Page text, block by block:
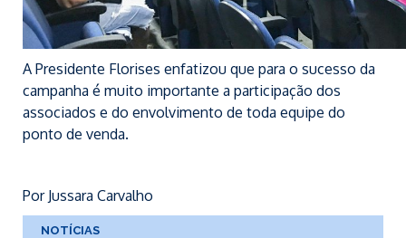
A Presidente Florises enfatizou que para o sucesso da
campanha é muito importante a participação dos
associados e do envolvimento de toda equipe do
ponto de venda.
Por Jussara Carvalho
NOTÍCIAS